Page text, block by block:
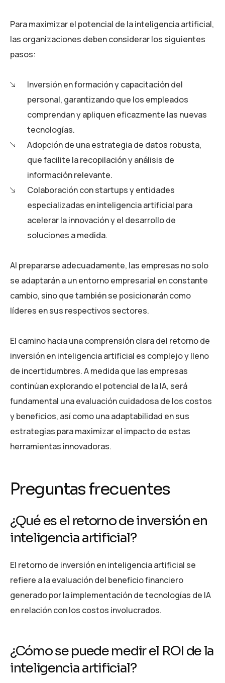
Para maximizar el potencial de la inteligencia artificial,
las organizaciones deben considerar los siguientes
pasos:
Inversión en formación y capacitación del
personal, garantizando que los empleados
comprendan y apliquen eficazmente las nuevas
tecnologías.
Adopción de una estrategia de datos robusta,
que facilite la recopilación y análisis de
información relevante.
Colaboración con startups y entidades
especializadas en inteligencia artificial para
acelerar la innovación y el desarrollo de
soluciones a medida.
Al prepararse adecuadamente, las empresas no solo
se adaptarán a un entorno empresarial en constante
cambio, sino que también se posicionarán como
líderes en sus respectivos sectores.
El camino hacia una comprensión clara del retorno de
inversión en inteligencia artificial es complejo y lleno
de incertidumbres. A medida que las empresas
continúan explorando el potencial de la IA, será
fundamental una evaluación cuidadosa de los costos
y beneficios, así como una adaptabilidad en sus
estrategias para maximizar el impacto de estas
herramientas innovadoras.
Preguntas frecuentes
¿Qué es el retorno de inversión en
inteligencia artificial?
El retorno de inversión en inteligencia artificial se
refiere a la evaluación del beneficio financiero
generado por la implementación de tecnologías de IA
en relación con los costos involucrados.
¿Cómo se puede medir el ROI de la
inteligencia artificial?